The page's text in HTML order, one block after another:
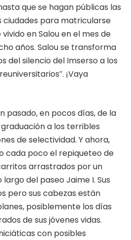
que se hagan públicas las
ciudades para matricularse
vivido en Salou en el mes de
años. Salou se transforma
del silencio del Imserso a los
¡Vaya
pasado, en pocos días, de la
a los terribles
de selectividad. Y ahora,
cada poco el repiqueteo de
arrastrados por un
del paseo Jaime I. Sus
pero sus cabezas están
posiblemente los días
de sus jóvenes vidas.
con posibles